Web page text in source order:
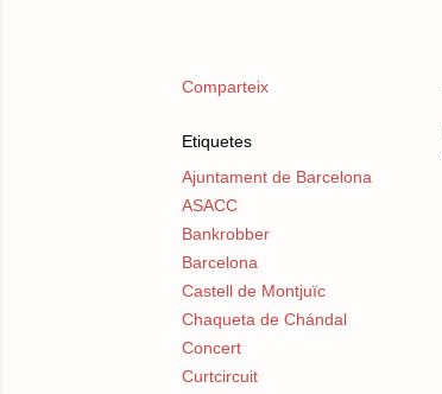
Comparteix
Etiquetes
Ajuntament de Barcelona
ASACC
Bankrobber
Barcelona
Castell de Montjuïc
Chaqueta de Chándal
Concert
Curtcircuit